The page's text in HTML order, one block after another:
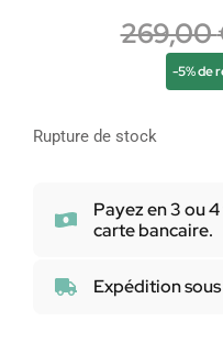
269,00
-5% de
Rupture de stock
Payez en 3 ou
carte bancaire.
Expédition